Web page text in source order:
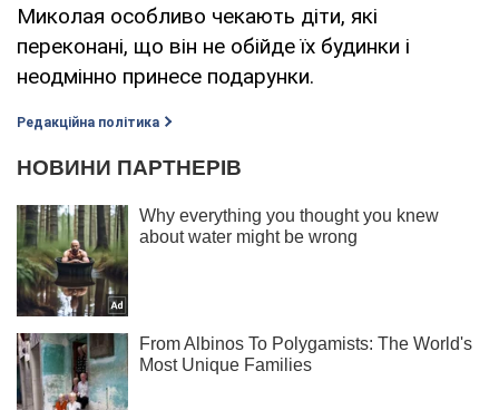
Миколая особливо чекають діти, які
переконані, що він не обійде їх будинки і
неодмінно принесе подарунки.
Редакційна політика